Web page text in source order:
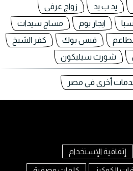
يد ب يد
زواج عرفى
ايجار يوم
مساج سيدات
فيس بوك
كفر الشيخ
شورت سيليكون
أخرى في مصر
إتفاقية الإستخدام